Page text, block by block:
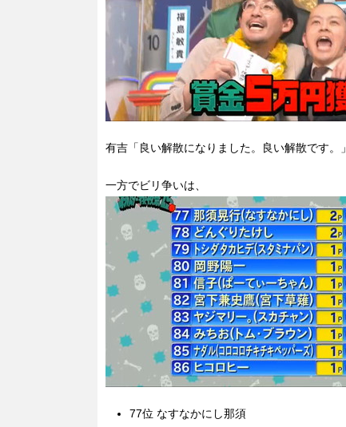
有吉「良い解散になりました。良い解散です。」
一方でビリ争いは、
77位 なすなかにし那須